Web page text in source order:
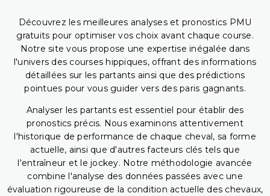
Découvrez les meilleures analyses et pronostics PMU
gratuits pour optimiser vos choix avant chaque course.
Notre site vous propose une expertise inégalée dans
l'univers des courses hippiques, offrant des informations
détaillées sur les partants ainsi que des prédictions
pointues pour vous guider vers des paris gagnants.
Analyser les partants est essentiel pour établir des
pronostics précis. Nous examinons attentivement
l'historique de performance de chaque cheval, sa forme
actuelle, ainsi que d'autres facteurs clés tels que
l'entraîneur et le jockey. Notre méthodologie avancée
combine l'analyse des données passées avec une
évaluation rigoureuse de la condition actuelle des chevaux,